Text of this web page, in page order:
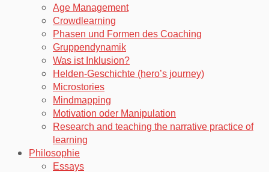
Age Management
Crowdlearning
Phasen und Formen des Coaching
Gruppendynamik
Was ist Inklusion?
Helden-Geschichte (hero’s journey)
Microstories
Mindmapping
Motivation oder Manipulation
Research and teaching the narrative practice of
learning
Philosophie
Essays